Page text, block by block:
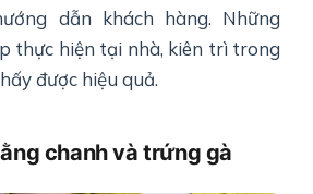
dẫn khách hàng. Những
thực hiện tại nhà, kiên trì trong
được hiệu quả.
chanh và trứng gà